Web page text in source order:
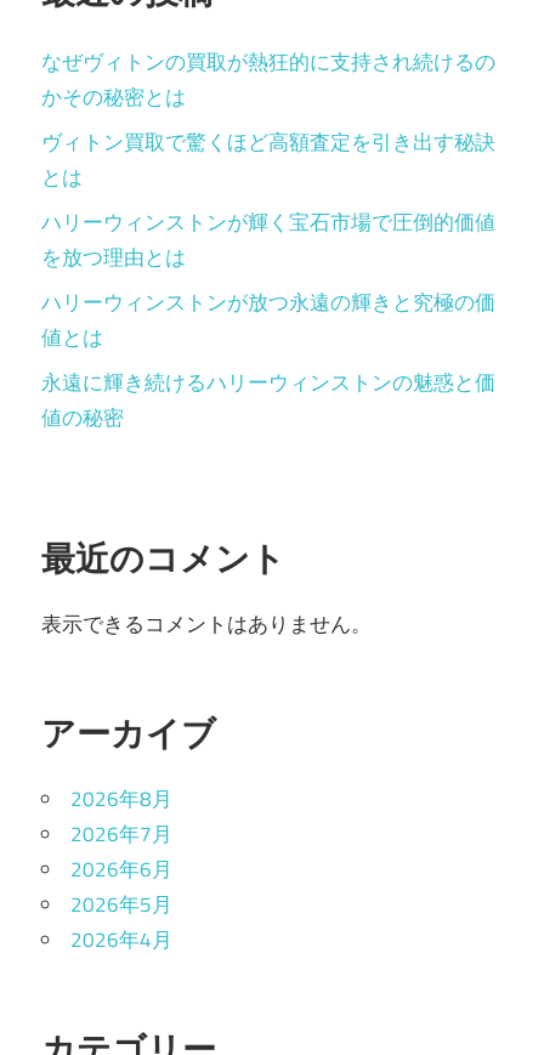
なぜヴィトンの買取が熱狂的に支持され続けるの
かその秘密とは
ヴィトン買取で驚くほど高額査定を引き出す秘訣
とは
ハリーウィンストンが輝く宝石市場で圧倒的価値
を放つ理由とは
ハリーウィンストンが放つ永遠の輝きと究極の価
値とは
永遠に輝き続けるハリーウィンストンの魅惑と価
値の秘密
最近のコメント
表示できるコメントはありません。
アーカイブ
2026年8月
2026年7月
2026年6月
2026年5月
2026年4月